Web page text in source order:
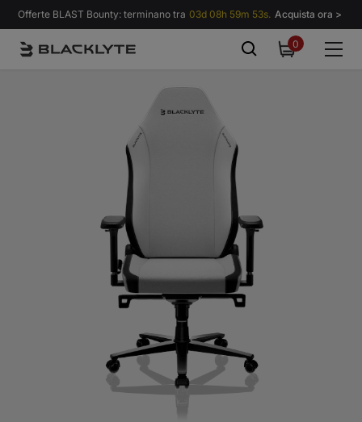
Vai al contenuto
Offerte BLAST Bounty: terminano tra 03d 08h 59m 49s. Acquista ora >
00